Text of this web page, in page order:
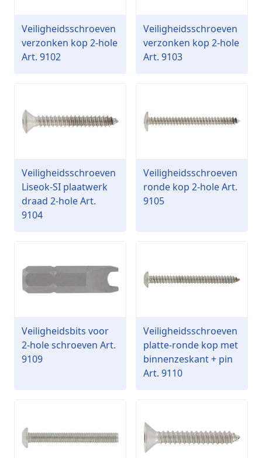
Veiligheidsschroeven
verzonken kop 2-hole
Art. 9102
Veiligheidsschroeven
verzonken kop 2-hole
Art. 9103
Veiligheidsschroeven
Liseok-SI plaatwerk
draad 2-hole Art.
9104
Veiligheidsschroeven
ronde kop 2-hole Art.
9105
Veiligheidsbits voor
2-hole schroeven Art.
9109
Veiligheidsschroeven
platte-ronde kop met
binnenzeskant + pin
Art. 9110